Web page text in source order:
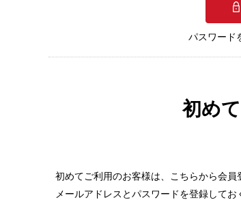
パスワード
初め
初めてご利用のお客様は、こちらから会員
メールアドレスとパスワードを登録して